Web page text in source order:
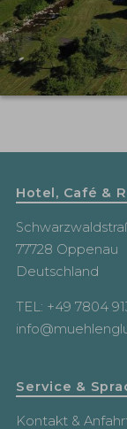
Hotel, Café &
77728 Oppenau
Deutschland
TEL: +49 7804
Service &
Kontakt &